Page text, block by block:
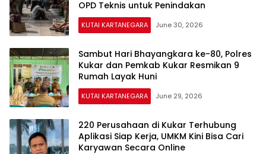
OPD Teknis untuk Penindakan
KUTAI KARTANEGARA June 30, 2026
Sambut Hari Bhayangkara ke-80, Polres
Kukar dan Pemkab Kukar Resmikan 9
Rumah Layak Huni
KUTAI KARTANEGARA June 29, 2026
220 Perusahaan di Kukar Terhubung
Aplikasi Siap Kerja, UMKM Kini Bisa Cari
Karyawan Secara Online